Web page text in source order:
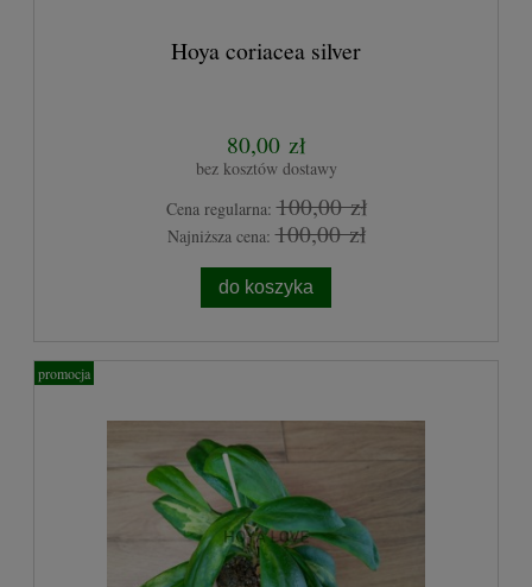
Hoya coriacea silver
80,00 zł
bez kosztów dostawy
Cena regularna:100,00 zł
Najniższa cena:100,00 zł
do koszyka
promocja